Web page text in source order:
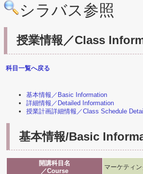
シラバス参照
授業情報／Class
科目一覧へ戻る
基本情報／Basic Information
詳細情報／Detailed Information
授業計画詳細情報／Class Schedule
基本情報/Basic
開講科目名
／Course
マーケティ